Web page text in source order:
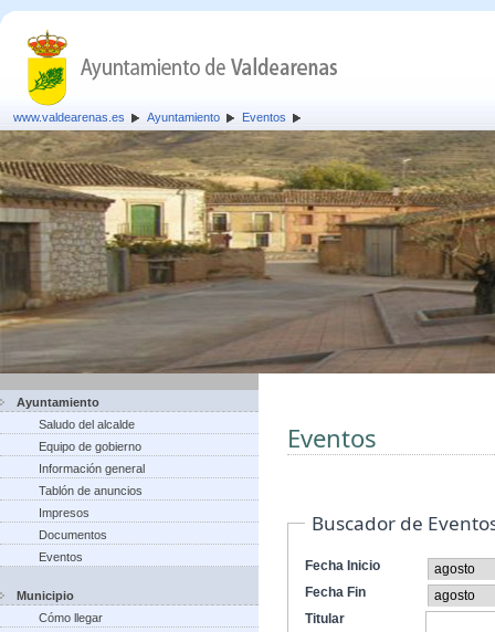
www.valdearenas.es Ayuntamiento Eventos
Ayuntamiento
Saludo del alcalde
Equipo de gobierno
Información general
Tablón de anuncios
Impresos
Documentos
Eventos
Municipio
Cómo llegar
Eventos
Buscador de
Fecha Inicio
Fecha Fin
Titular